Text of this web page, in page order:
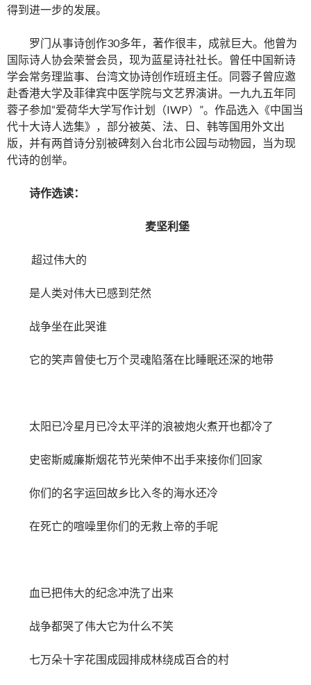
得到进一步的发展。
罗门从事诗创作30多年，著作很丰，成就巨大。他曾为
国际诗人协会荣誉会员，现为蓝星诗社社长。曾任中国新诗
学会常务理监事、台湾文协诗创作班班主任。同蓉子曾应邀
赴香港大学及菲律宾中医学院与文艺界演讲。一九九五年同
蓉子参加“爱荷华大学写作计划（IWP）”。作品选入《中国当
代十大诗人选集》，部分被英、法、日、韩等国用外文出
版，并有两首诗分别被碑刻入台北市公园与动物园，当为现
代诗的创举。
诗作选读：
麦坚利堡
超过伟大的
是人类对伟大已感到茫然
战争坐在此哭谁
它的笑声曾使七万个灵魂陷落在比睡眠还深的地带
太阳已冷星月已冷太平洋的浪被炮火煮开也都冷了
史密斯威廉斯烟花节光荣伸不出手来接你们回家
你们的名字运回故乡比入冬的海水还冷
在死亡的喧噪里你们的无救上帝的手呢
血已把伟大的纪念冲洗了出来
战争都哭了伟大它为什么不笑
七万朵十字花围成园排成林绕成百合的村